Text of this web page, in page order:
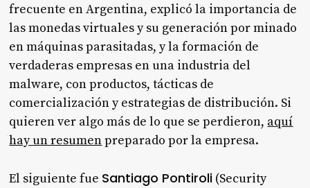
frecuente en Argentina, explicó la importancia de
las monedas virtuales y su generación por minado
en máquinas parasitadas, y la formación de
verdaderas empresas en una industria del
malware, con productos, tácticas de
comercialización y estrategias de distribución. Si
quieren ver algo más de lo que se perdieron, aquí
hay un resumenpreparado por la empresa.
El siguiente fue Santiago Pontiroli (Security